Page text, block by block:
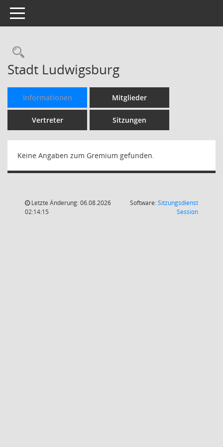
Toggle navigation
Rechercheauswahl
Stadt Ludwigsburg
Informationen Mitglieder
Vertreter Sitzungen
Keine Angaben zum Gremium gefunden.
Letzte Änderung: 06.08.2026
02:14:15
Software:Sitzungsdienst
Session(Wird in